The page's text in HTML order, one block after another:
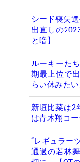
シード喪失
出直しの
と暗】
ルーキーた
期最上位で
らい休みたい
新垣比菜は
は青木翔コ
“レギュラー
通過の若林